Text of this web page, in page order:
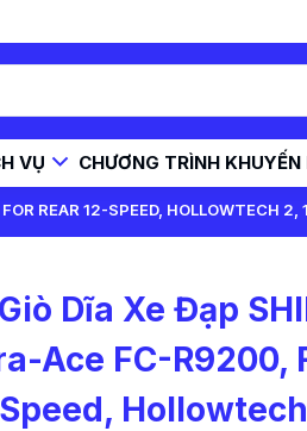
VỤ CHƯƠNG TRÌNH
REAR 12-SPEED, HOLLOWTECH
Dĩa Xe Đạp
Ace FC-R9200,